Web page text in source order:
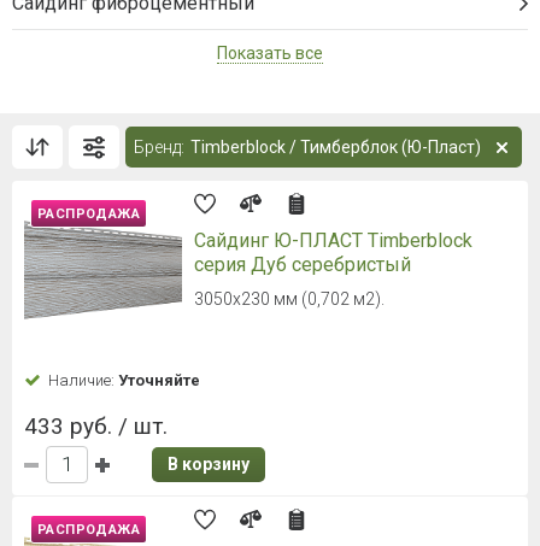
Показать все
Бренд: Timberblock / Тимберблок (Ю-Пласт)
РАСПРОДАЖА
Сайдинг Ю-ПЛАСТ Timberblock
серия Дуб серебристый
3050х230 мм (0,702 м2).
Наличие: Уточняйте
433 руб. / шт.
В корзину
РАСПРОДАЖА